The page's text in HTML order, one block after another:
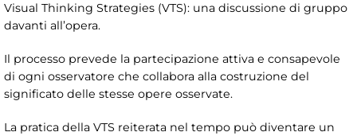
Visual Thinking Strategies (VTS): una discussione di gruppo
davanti all’opera.
Il processo prevede la partecipazione attiva e consapevole
di ogni osservatore che collabora alla costruzione del
significato delle stesse opere osservate.
La pratica della VTS reiterata nel tempo può diventare un